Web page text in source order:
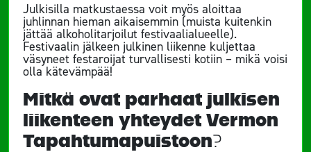
Julkisilla matkustaessa voit myös aloittaa
juhlinnan hieman aikaisemmin (muista kuitenkin
jättää alkoholitarjoilut festivaalialueelle).
Festivaalin jälkeen julkinen liikenne kuljettaa
väsyneet festaroijat turvallisesti kotiin – mikä voisi
olla kätevämpää!
Mitkä ovat parhaat julkisen
liikenteen yhteydet Vermon
Tapahtumapuistoon?